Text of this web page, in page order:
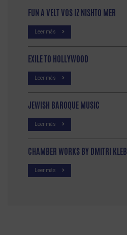
FUN A VELT VOS IZ NISHTO MER
Leer más
EXILE TO HOLLYWOOD
Leer más
JEWISH BAROQUE MUSIC
Leer más
CHAMBER WORKS BY DMITRI
Leer más